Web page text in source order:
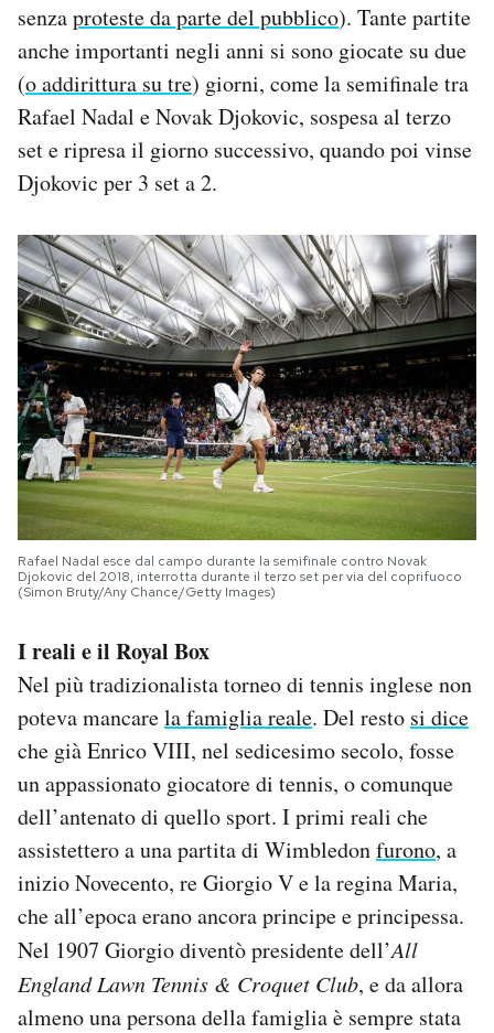
senzaproteste da parte del pubblico). Tante partite
anche importanti negli anni si sono giocate su due
(o addirittura su tre) giorni, come la semifinale tra
Rafael Nadal e Novak Djokovic, sospesa al terzo
set e ripresa il giorno successivo, quando poi vinse
Djokovic per 3 set a 2.
Rafael Nadal esce dal campo durante la semifinale contro Novak
Djokovic del 2018, interrotta durante il terzo set per via del coprifuoco
(Simon Bruty/Any Chance/Getty Images)
I reali e il Royal Box
Nel più tradizionalista torneo di tennis inglese non
poteva mancarela famiglia reale. Del resto si dice
che già Enrico VIII, nel sedicesimo secolo, fosse
un appassionato giocatore di tennis, o comunque
dell’antenato di quello sport. I primi reali che
assistettero a una partita di Wimbledonfurono, a
inizio Novecento, re Giorgio V e la regina Maria,
che all’epoca erano ancora principe e principessa.
Nel 1907 Giorgio diventò presidente dell’All
England Lawn Tennis & Croquet Club, e da allora
almeno una persona della famiglia è sempre stata